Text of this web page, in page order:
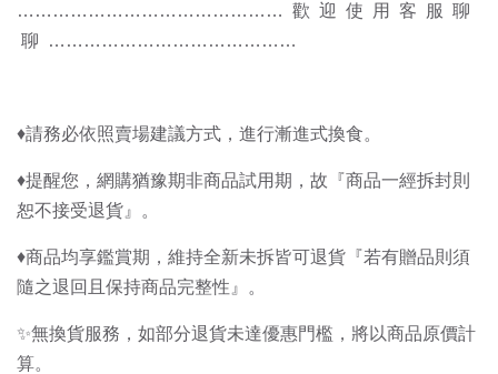
……………………………………… 歡 迎 使 用 客 服 聊
聊 ……………………………………
♦️請務必依照賣場建議方式，進行漸進式換食。
♦️提醒您，網購猶豫期非商品試用期，故『商品一經拆封則
恕不接受退貨』。
♦️商品均享鑑賞期，維持全新未拆皆可退貨『若有贈品則須
隨之退回且保持商品完整性』。
✨無換貨服務，如部分退貨未達優惠門檻，將以商品原價計
算。